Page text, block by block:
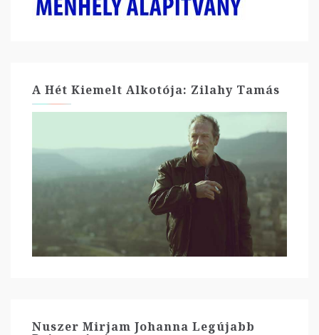
A Hét Kiemelt Alkotója: Zilahy Tamás
Nuszer Mirjam Johanna Legújabb